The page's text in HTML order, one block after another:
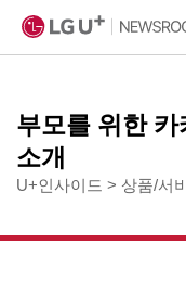
부모를 위한
소개
U+인사이드 > 상품/서